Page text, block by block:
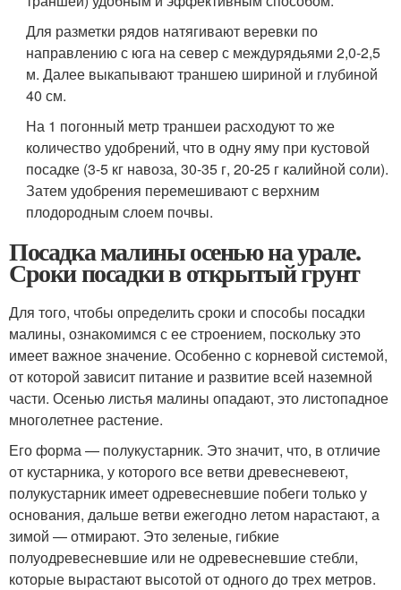
Для разметки рядов натягивают веревки по
направлению с юга на север с междурядьями 2,0-2,5
м. Далее выкапывают траншею шириной и глубиной
40 см.
На 1 погонный метр траншеи расходуют то же
количество удобрений, что в одну яму при кустовой
посадке (3-5 кг навоза, 30-35 г, 20-25 г калийной соли).
Затем удобрения перемешивают с верхним
плодородным слоем почвы.
Посадка малины осенью на урале.
Сроки посадки в открытый грунт
Для того, чтобы определить сроки и способы посадки
малины, ознакомимся с ее строением, поскольку это
имеет важное значение. Особенно с корневой системой,
от которой зависит питание и развитие всей наземной
части. Осенью листья малины опадают, это листопадное
многолетнее растение.
Его форма — полукустарник. Это значит, что, в отличие
от кустарника, у которого все ветви древесневеют,
полукустарник имеет одревесневшие побеги только у
основания, дальше ветви ежегодно летом нарастают, а
зимой — отмирают. Это зеленые, гибкие
полуодревесневшие или не одревесневшие стебли,
которые вырастают высотой от одного до трех метров.